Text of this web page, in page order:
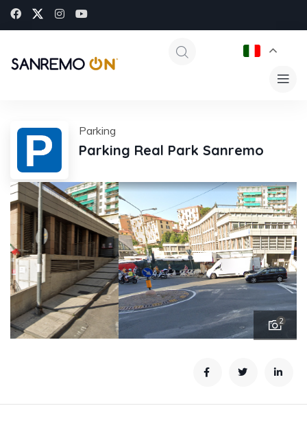
Parking
Parking Real Park Sanremo
2